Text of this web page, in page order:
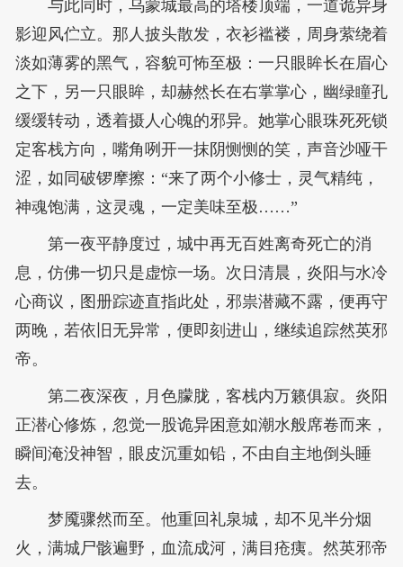
与此同时，乌蒙城最高的塔楼顶端，一道诡异身
影迎风伫立。那人披头散发，衣衫褴褛，周身萦绕着
淡如薄雾的黑气，容貌可怖至极：一只眼眸长在眉心
之下，另一只眼眸，却赫然长在右掌掌心，幽绿瞳孔
缓缓转动，透着摄人心魄的邪异。她掌心眼珠死死锁
定客栈方向，嘴角咧开一抹阴恻恻的笑，声音沙哑干
涩，如同破锣摩擦：“来了两个小修士，灵气精纯，
神魂饱满，这灵魂，一定美味至极……”
第一夜平静度过，城中再无百姓离奇死亡的消
息，仿佛一切只是虚惊一场。次日清晨，炎阳与水冷
心商议，图册踪迹直指此处，邪祟潜藏不露，便再守
两晚，若依旧无异常，便即刻进山，继续追踪然英邪
帝。
第二夜深夜，月色朦胧，客栈内万籁俱寂。炎阳
正潜心修炼，忽觉一股诡异困意如潮水般席卷而来，
瞬间淹没神智，眼皮沉重如铅，不由自主地倒头睡
去。
梦魇骤然而至。他重回礼泉城，却不见半分烟
火，满城尸骸遍野，血流成河，满目疮痍。然英邪帝